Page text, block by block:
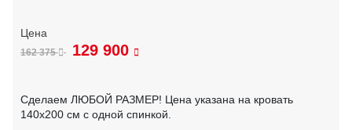
162 375 129 900
Сделаем ЛЮБОЙ РАЗМЕР! Цена указана на кровать
140х200 см с одной спинкой.